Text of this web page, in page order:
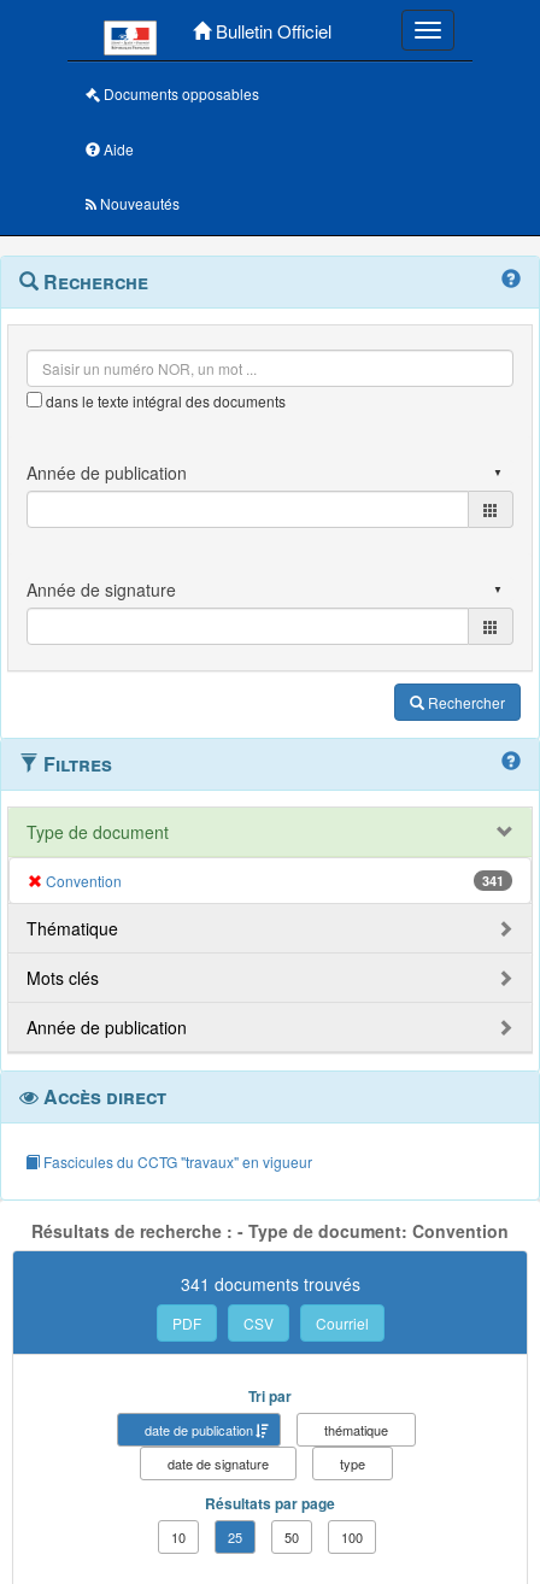
Bulletin Officiel Toggle
Documents opposables
Aide
Nouveautés
Navigation
outils
Menu
contextuel
Recherche
dans le texte intégral des documents
Rechercher
Filtres
Type de document
Convention 341
Thématique
Mots clés
Année de publication
Accès direct
Fascicules du CCTG "travaux" en vigueur
Résultats de recherche : - Type de document: Convention
341 documents trouvés
PDF CSV Courriel
Tri par
date de publication
thématique
date de signature
type
Résultats par page
10 25 50 100